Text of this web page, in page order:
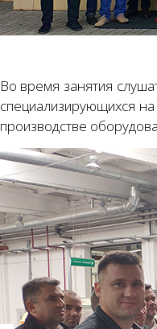
Во время занятия
специализирующихся на
производстве